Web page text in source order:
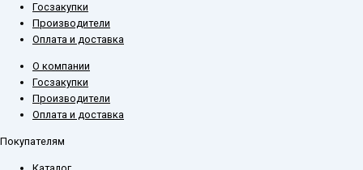
Госзакупки
Производители
Оплата и доставка
О компании
Госзакупки
Производители
Оплата и доставка
Покупателям